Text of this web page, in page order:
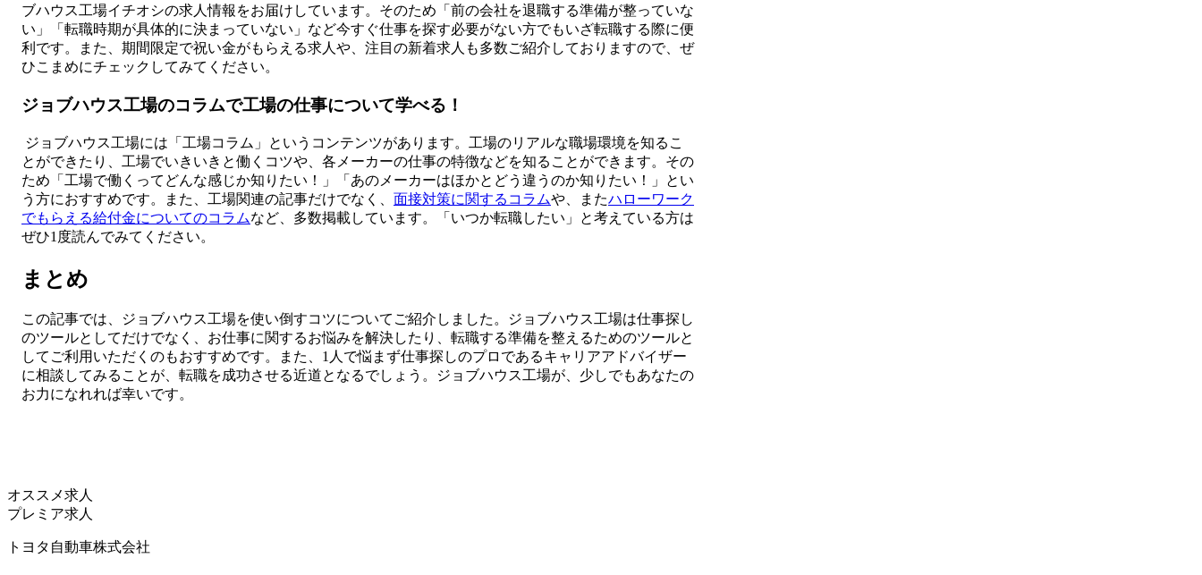
ブハウス工場イチオシの求人情報をお届けしています。そのため「前の会社を退職する準備が整っていな
い」「転職時期が具体的に決まっていない」など今すぐ仕事を探す必要がない方でもいざ転職する際に便
利です。また、期間限定で祝い金がもらえる求人や、注目の新着求人も多数ご紹介しておりますので、ぜ
ひこまめにチェックしてみてください。
ジョブハウス工場のコラムで工場の仕事について学べる！
ジョブハウス工場には「工場コラム」というコンテンツがあります。工場のリアルな職場環境を知るこ
とができたり、工場でいきいきと働くコツや、各メーカーの仕事の特徴などを知ることができます。その
ため「工場で働くってどんな感じか知りたい！」「あのメーカーはほかとどう違うのか知りたい！」とい
う方におすすめです。また、工場関連の記事だけでなく、 面接対策に関するコラムや、またハローワーク
でもらえる給付金についてのコラムなど、多数掲載しています。「いつか転職したい」と考えている方は
ぜひ1度読んでみてください。
まとめ
この記事では、ジョブハウス工場を使い倒すコツについてご紹介しました。ジョブハウス工場は仕事探し
のツールとしてだけでなく、お仕事に関するお悩みを解決したり、転職する準備を整えるためのツールと
してご利用いただくのもおすすめです。また、1人で悩まず仕事探しのプロであるキャリアアドバイザー
に相談してみることが、転職を成功させる近道となるでしょう。ジョブハウス工場が、少しでもあなたの
お力になれれば幸いです。
オススメ求人
プレミア求人
トヨタ自動車株式会社